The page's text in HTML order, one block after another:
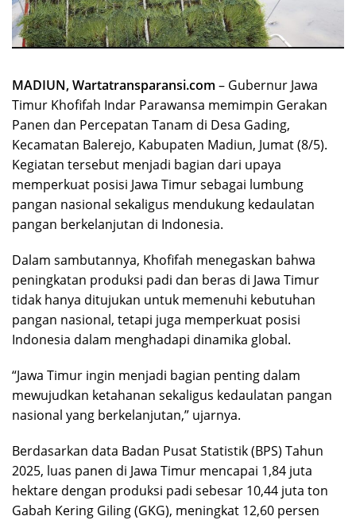
MADIUN, Wartatransparansi.com – Gubernur Jawa
Timur Khofifah Indar Parawansa memimpin Gerakan
Panen dan Percepatan Tanam di Desa Gading,
Kecamatan Balerejo, Kabupaten Madiun, Jumat (8/5).
Kegiatan tersebut menjadi bagian dari upaya
memperkuat posisi Jawa Timur sebagai lumbung
pangan nasional sekaligus mendukung kedaulatan
pangan berkelanjutan di Indonesia.
Dalam sambutannya, Khofifah menegaskan bahwa
peningkatan produksi padi dan beras di Jawa Timur
tidak hanya ditujukan untuk memenuhi kebutuhan
pangan nasional, tetapi juga memperkuat posisi
Indonesia dalam menghadapi dinamika global.
“Jawa Timur ingin menjadi bagian penting dalam
mewujudkan ketahanan sekaligus kedaulatan pangan
nasional yang berkelanjutan,” ujarnya.
Berdasarkan data Badan Pusat Statistik (BPS) Tahun
2025, luas panen di Jawa Timur mencapai 1,84 juta
hektare dengan produksi padi sebesar 10,44 juta ton
Gabah Kering Giling (GKG), meningkat 12,60 persen